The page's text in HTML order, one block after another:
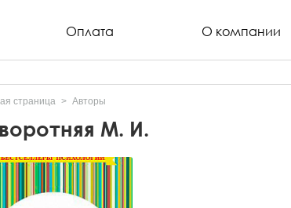
Оплата О компании
страница Авторы
М. И.